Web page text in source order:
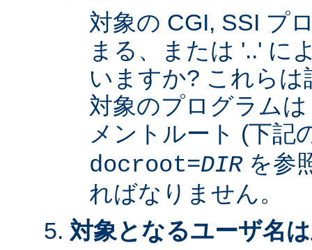
対象の CGI, SSI プ
まる、または '..' に
いますか? これら
対象のプログラム
メントルート (下記
docroot=DIRを参
ればなりません。
対象となるユーザ名